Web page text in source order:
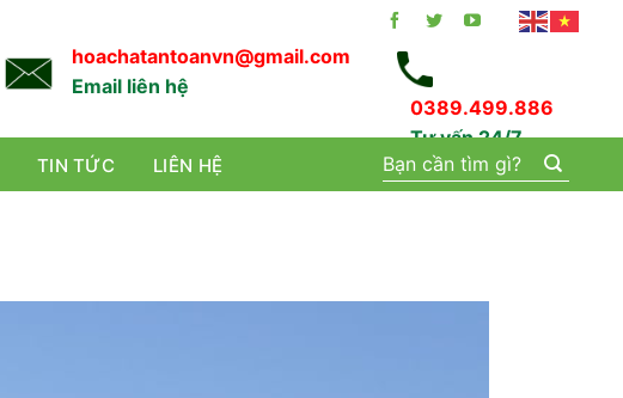
hoachatantoanvn@gmail.com
Email liên hệ
0389.499.886
Tư vấn 24/7
TIN TỨC LIÊN HỆ
Tìm
kiếm: